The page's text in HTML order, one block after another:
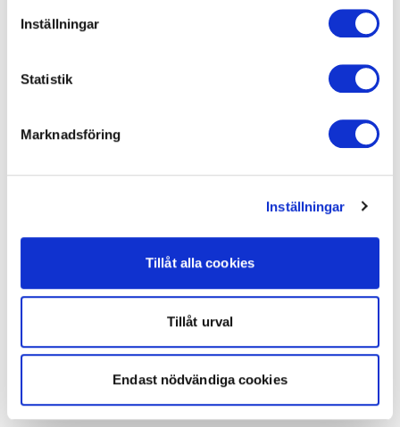
Inställningar
Statistik
Marknadsföring
Inställningar
Tillåt alla cookies
Tillåt urval
Endast nödvändiga cookies